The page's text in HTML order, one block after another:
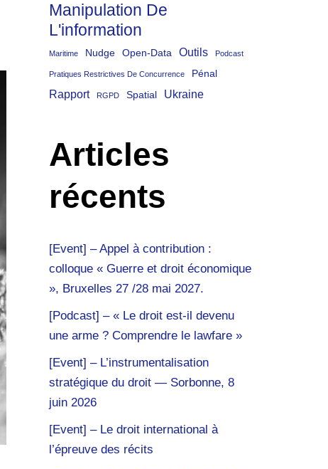
Manipulation De
L'information
Maritime Nudge Open-Data Outils Podcast
Pratiques Restrictives De Concurrence Pénal
Rapport RGPD Spatial Ukraine
Articles
récents
[Event] – Appel à contribution :
colloque « Guerre et droit économique
», Bruxelles 27 /28 mai 2027.
[Podcast] – « Le droit est-il devenu
une arme ? Comprendre le lawfare »
[Event] – L’instrumentalisation
stratégique du droit — Sorbonne, 8
juin 2026
[Event] – Le droit international à
l’épreuve des récits